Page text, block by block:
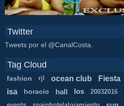
Twitter
Tweets por el @CanalCosta.
Tag Cloud
fashion rjl ocean club Fiesta
isa horacio hall los 20032016